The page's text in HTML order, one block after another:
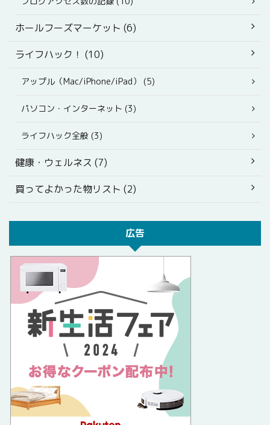
ホールフーズマーケット (6)
ライフハック！ (10)
アップル（Mac/iPhone/iPad） (5)
パソコン・インターネット (3)
ライフハック全般 (3)
健康・ウェルネス (7)
買ってよかった物リスト (2)
広告